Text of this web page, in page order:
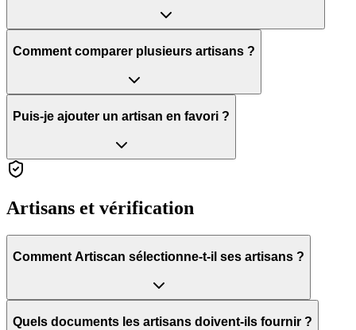
Comment comparer plusieurs artisans ?
Puis-je ajouter un artisan en favori ?
Artisans et vérification
Comment Artiscan sélectionne-t-il ses artisans ?
Quels documents les artisans doivent-ils fournir ?